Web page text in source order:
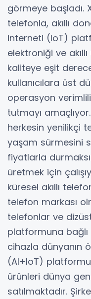
görmeye başladı.
telefonla, akıllı
interneti (IoT)
elektroniği ve
kaliteye eşit
kullanıcılara üst
operasyon
tutmayı
herkesin yenilikçi
yaşam sürmesini
fiyatlarla
üretmek için
küresel akıllı
telefon markası
telefonlar ve
platformuna bağlı
cihazla dünyanın
(AI+IoT)
ürünleri dünya
satılmaktadır.